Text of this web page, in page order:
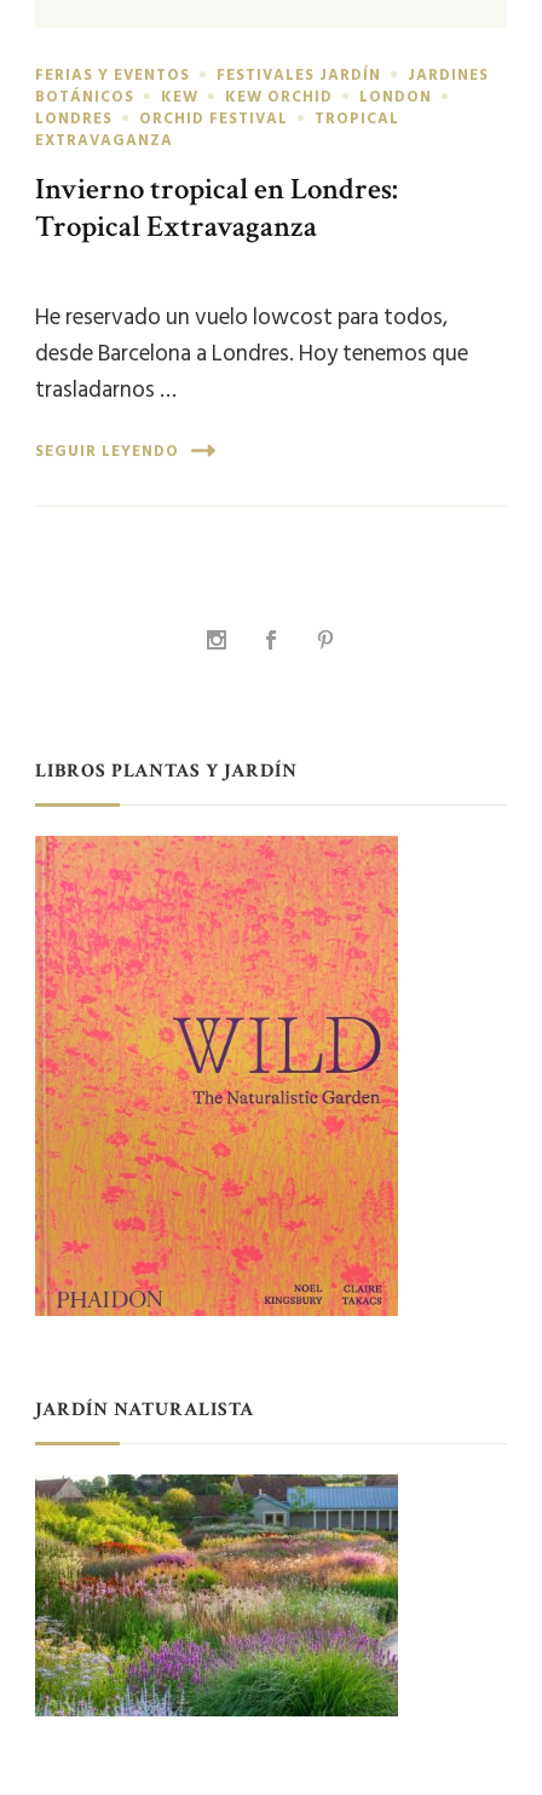
FERIAS Y EVENTOS FESTIVALES JARDÍN
JARDINES
BOTÁNICOS
KEW KEW ORCHID
LONDON
LONDRES
ORCHID FESTIVAL
TROPICAL
EXTRAVAGANZA
Invierno tropical en Londres:
Tropical Extravaganza
He reservado un vuelo lowcost para todos,
desde Barcelona a Londres. Hoy tenemos que
trasladarnos …
SEGUIR LEYENDO
LIBROS PLANTAS Y JARDÍN
JARDÍN NATURALISTA